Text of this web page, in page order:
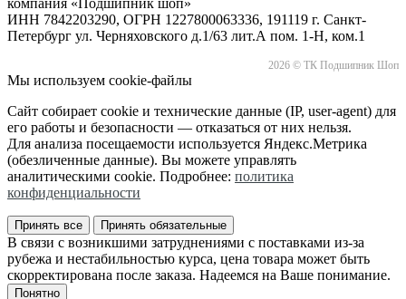
компания «Подшипник шоп»
ИНН 7842203290, ОГРН 1227800063336, 191119 г. Санкт-
Петербург ул. Черняховского д.1/63 лит.А пом. 1-Н, ком.1
2026 © ТК Подшипник Шоп
Мы используем cookie-файлы
Сайт собирает cookie и технические данные (IP, user-agent) для
его работы и безопасности — отказаться от них нельзя.
Для анализа посещаемости используется Яндекс.Метрика
(обезличенные данные). Вы можете управлять
аналитическими cookie. Подробнее: политика
конфиденциальности
Принять все Принять обязательные
В связи с возникшими затруднениями с поставками из-за
рубежа и нестабильностью курса, цена товара может быть
скорректирована после заказа. Надеемся на Ваше понимание.
Понятно